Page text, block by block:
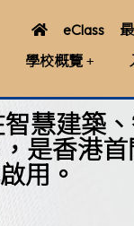
eClass
學校概覽
慧建築
是香港
用。